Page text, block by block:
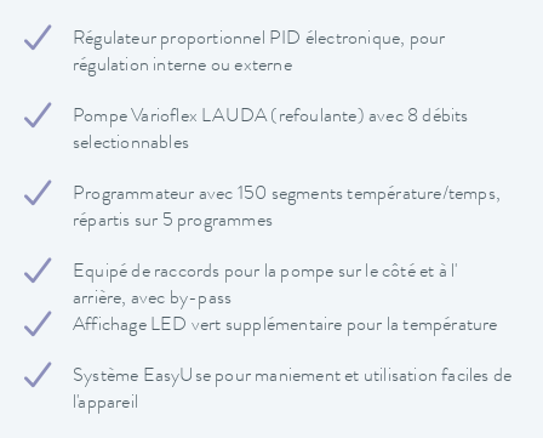
Régulateur proportionnel PID électronique, pour
régulation interne ou externe
Pompe Varioflex LAUDA (refoulante) avec 8 débits
selectionnables
Programmateur avec 150 segments température/temps,
répartis sur 5 programmes
Equipé de raccords pour la pompe sur le côté et à l'
arrière, avec by-pass
Affichage LED vert supplémentaire pour la température
Système EasyUse pour maniement et utilisation faciles de
l'appareil